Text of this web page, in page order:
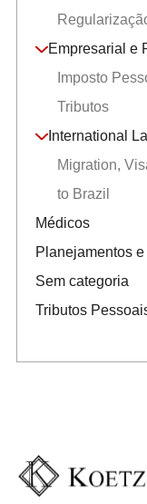
Empresarial e
Imposto
Tributos
International
Migration,
to Brazil
Médicos
Planejamentos
Sem categoria
Tributos